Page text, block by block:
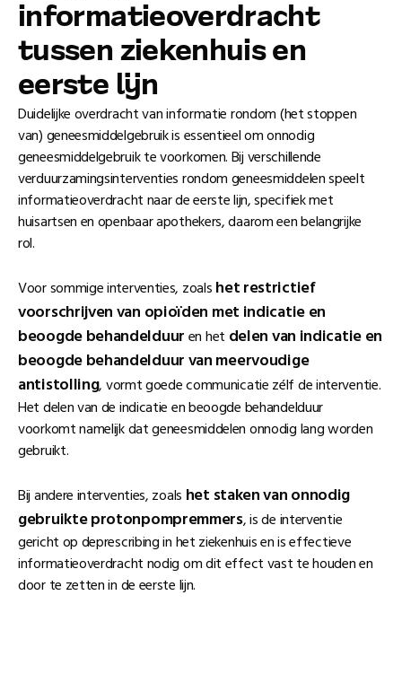
informatieoverdracht
tussen ziekenhuis en
eerste lĳn
Duidelijke overdracht van informatie rondom (het stoppen
van) geneesmiddelgebruik is essentieel om onnodig
geneesmiddelgebruik te voorkomen. Bij verschillende
verduurzamingsinterventies rondom geneesmiddelen speelt
informatieoverdracht naar de eerste lijn, specifiek met
huisartsen en openbaar apothekers, daarom een belangrijke
rol.
Voor sommige interventies, zoalshet restrictief
voorschrijven van opioïden met indicatie en
beoogde behandelduuren het delen van indicatie en
beoogde behandelduur van meervoudige
antistolling, vormt goede communicatie zélf de interventie.
Het delen van de indicatie en beoogde behandelduur
voorkomt namelijk dat geneesmiddelen onnodig lang worden
gebruikt.
Bij andere interventies, zoals het staken van onnodig
gebruikte protonpompremmers, is de interventie
gericht op deprescribing in het ziekenhuis en is effectieve
informatieoverdracht nodig om dit effect vast te houden en
door te zetten in de eerste lijn.